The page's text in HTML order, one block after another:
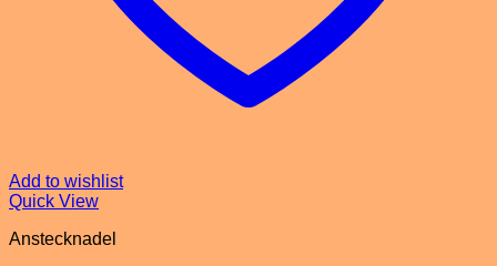
Add to wishlist
Quick View
Anstecknadel